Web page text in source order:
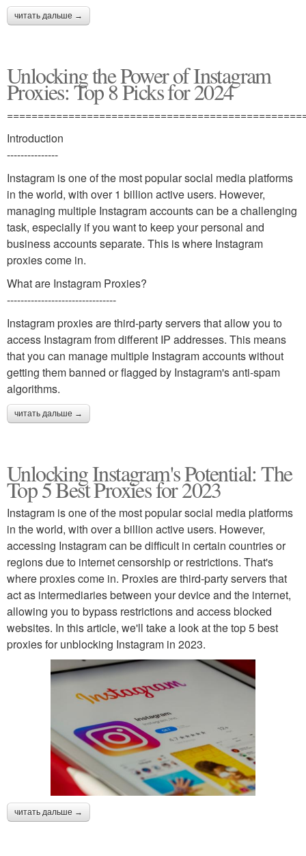
читать дальше →
Unlocking the Power of Instagram
Proxies: Top 8 Picks for 2024
Introduction
---------------
Instagram is one of the most popular social media platforms
in the world, with over 1 billion active users. However,
managing multiple Instagram accounts can be a challenging
task, especially if you want to keep your personal and
business accounts separate. This is where Instagram
proxies come in.
What are Instagram Proxies?
--------------------------------
Instagram proxies are third-party servers that allow you to
access Instagram from different IP addresses. This means
that you can manage multiple Instagram accounts without
getting them banned or flagged by Instagram's anti-spam
algorithms.
читать дальше →
Unlocking Instagram's Potential: The
Top 5 Best Proxies for 2023
Instagram is one of the most popular social media platforms
in the world, with over a billion active users. However,
accessing Instagram can be difficult in certain countries or
regions due to internet censorship or restrictions. That's
where proxies come in. Proxies are third-party servers that
act as intermediaries between your device and the internet,
allowing you to bypass restrictions and access blocked
websites. In this article, we'll take a look at the top 5 best
proxies for unblocking Instagram in 2023.
читать дальше →